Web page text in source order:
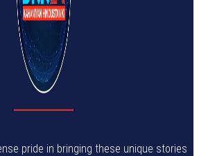
pride in bringing these unique stories